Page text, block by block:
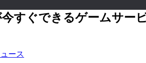
すぐできるゲームサー
ース